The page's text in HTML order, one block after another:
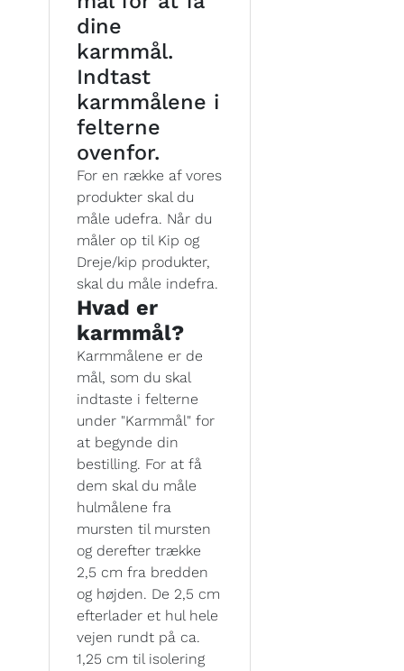
dine
karmmål.
Indtast
karmmålene i
felterne
ovenfor.
For en række af vores
produkter skal du
måle udefra. Når du
måler op til Kip og
Dreje/kip produkter,
skal du måle indefra.
Hvad er
karmmål?
Karmmålene er de
mål, som du skal
indtaste i felterne
under "Karmmål" for
at begynde din
bestilling. For at få
dem skal du måle
hulmålene fra
mursten til mursten
og derefter trække
2,5 cm fra bredden
og højden. De 2,5 cm
efterlader et hul hele
vejen rundt på ca.
1,25 cm til isolering